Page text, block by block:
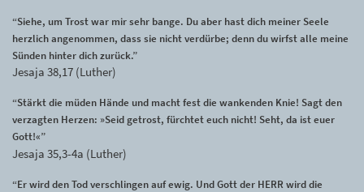
“Siehe, um Trost war mir sehr bange. Du aber hast dich meiner Seele
herzlich angenommen, dass sie nicht verdürbe; denn du wirfst alle meine
Sünden hinter dich zurück.”
Jesaja 38,17 (Luther)
“Stärkt die müden Hände und macht fest die wankenden Knie! Sagt den
verzagten Herzen: »Seid getrost, fürchtet euch nicht! Seht, da ist euer
Gott!«”
Jesaja 35,3-4a (Luther)
“Er wird den Tod verschlingen auf ewig. Und Gott der HERR wird die